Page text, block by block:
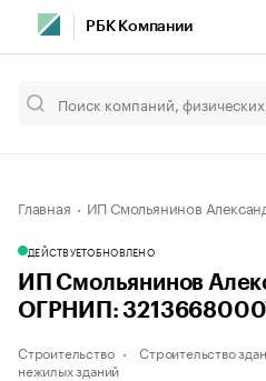
РБК Компании
Главная ИП Смольянинов
ДЕЙСТВУЕТОБНОВЛЕНО
ИП Смольянинов
ОГРНИП:
Строительство Строительство
нежилых зданий